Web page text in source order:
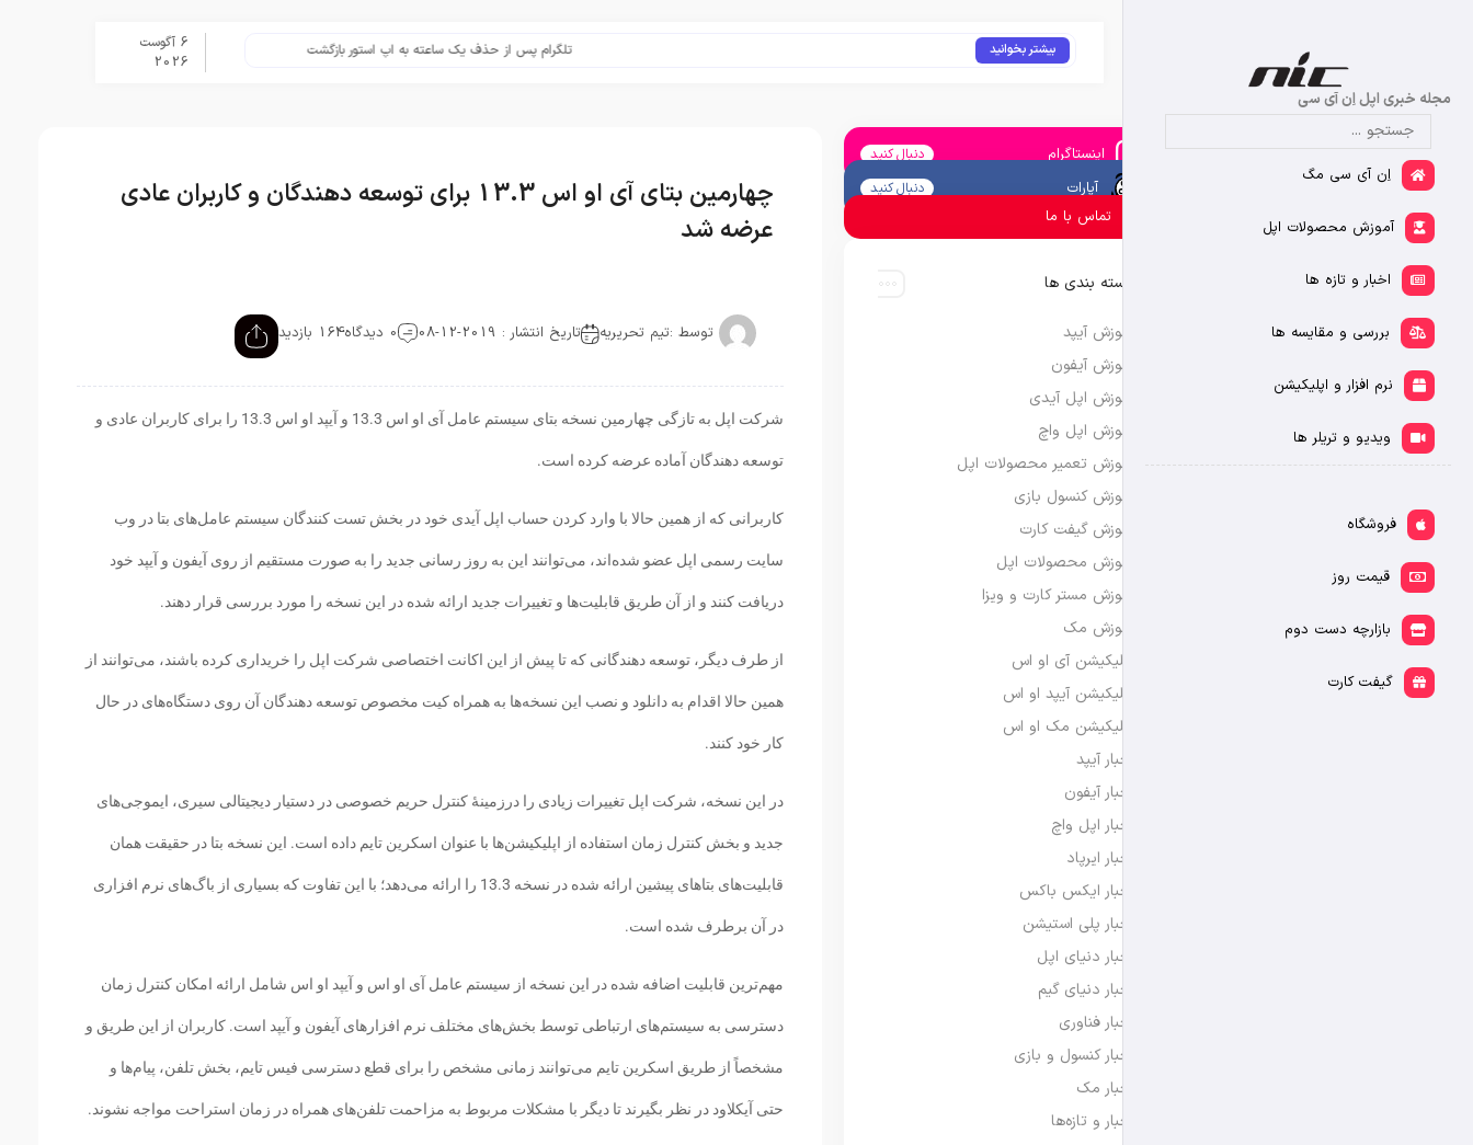
مجله خبری اپل اِن آی سی
اِن آی سی مگ
آموزش محصولات اپل
اخبار و تازه ها
بررسی و مقایسه ها
نرم افزار و اپلیکیشن
ویدیو و تریلر ها
فروشگاه
قیمت روز
بازارچه دست دوم
گیفت کارت
بیشتر بخوانید تلگرام پس از حذف یک ساعته به اپ استور بازگشت برنامه Apple Upgrade معرفی شد؛ شرایط اپل برای اجاره آیفون، آیپد، مک و اپل واچ
6 آگوست
2026
چهارمین بتای آی او اس 13.3 برای توسعه دهندگان و کاربران عادی
عرضه شد
توسط :تیم تحریریه تاریخ انتشار : 2019-12-08 0 دیدگاه 164 بازدید
شرکت اپل به تازگی چهارمین نسخه بتای سیستم عامل آی او اس 13.3 و آیپد او اس 13.3 را برای کاربران عادی و
توسعه دهندگان آماده عرضه کرده است.
کاربرانی که از همین حالا با وارد کردن حساب اپل آیدی خود در بخش تست کنندگان سیستم عامل‌های بتا در وب
سایت رسمی اپل عضو شده‌اند، می‌توانند این به روز رسانی جدید را به صورت مستقیم از روی آیفون و آیپد خود
دریافت کنند و از آن طریق قابلیت‌ها و تغییرات جدید ارائه شده در این نسخه را مورد بررسی قرار دهند.
از طرف دیگر، توسعه دهندگانی که تا پیش از این اکانت اختصاصی شرکت اپل را خریداری کرده باشند، می‌توانند از
همین حالا اقدام به دانلود و نصب این نسخه‌ها به همراه کیت مخصوص توسعه دهندگان آن روی دستگاه‌های در حال
کار خود کنند.
در این نسخه، شرکت اپل تغییرات زیادی را درزمینهٔ کنترل حریم خصوصی در دستیار دیجیتالی سیری، ایموجی‌های
جدید و بخش کنترل زمان استفاده از اپلیکیشن‌ها با عنوان اسکرین تایم داده است. این نسخه بتا در حقیقت همان
قابلیت‌های بتاهای پیشین ارائه شده در نسخه 13.3 را ارائه می‌دهد؛ با این تفاوت که بسیاری از باگ‌های نرم افزاری
در آن برطرف شده است.
مهم‌ترین قابلیت اضافه شده در این نسخه از سیستم عامل آی او اس و آیپد او اس شامل ارائه امکان کنترل زمان
دسترسی به سیستم‌های ارتباطی توسط بخش‌های مختلف نرم افزارهای آیفون و آیپد است. کاربران از این طریق و
مشخصاً از طریق اسکرین تایم می‌توانند زمانی مشخص را برای قطع دسترسی فیس تایم، بخش تلفن، پیام‌ها و
حتی آیکلاود در نظر بگیرند تا دیگر با مشکلات مربوط به مزاحمت تلفن‌های همراه در زمان استراحت مواجه نشوند.
اینستاگرام دنبال کنید
آپارات دنبال کنید
تماس با ما
دسته بندی ها
آموزش آیپد
آموزش آیفون
آموزش اپل آیدی
آموزش اپل واچ
آموزش تعمیر محصولات اپل
آموزش کنسول بازی
آموزش گیفت کارت
آموزش محصولات اپل
آموزش مستر کارت و ویزا
آموزش مک
اپلیکیشن آی او اس
اپلیکیشن آیپد او اس
اپلیکیشن مک او اس
اخبار آیپد
اخبار آیفون
اخبار اپل واچ
اخبار ایرپاد
اخبار ایکس باکس
اخبار پلی استیشن
اخبار دنیای اپل
اخبار دنیای گیم
اخبار فناوری
اخبار کنسول و بازی
اخبار مک
اخبار و تازه‌ها